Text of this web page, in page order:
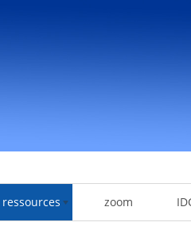
ressources zoom